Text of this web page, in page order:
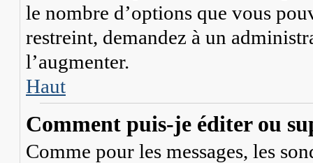
le nombre d’options que vous
restreint, demandez à un
l’augmenter.
Haut
Comment puis-je éditer ou
Comme pour les messages, les